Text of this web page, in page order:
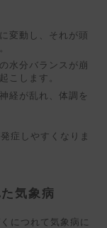
変動し、それが頭
水分バランスが崩
こします。
経が乱れ、体調を
症しやすくなりま
気象病
につれて気象病に